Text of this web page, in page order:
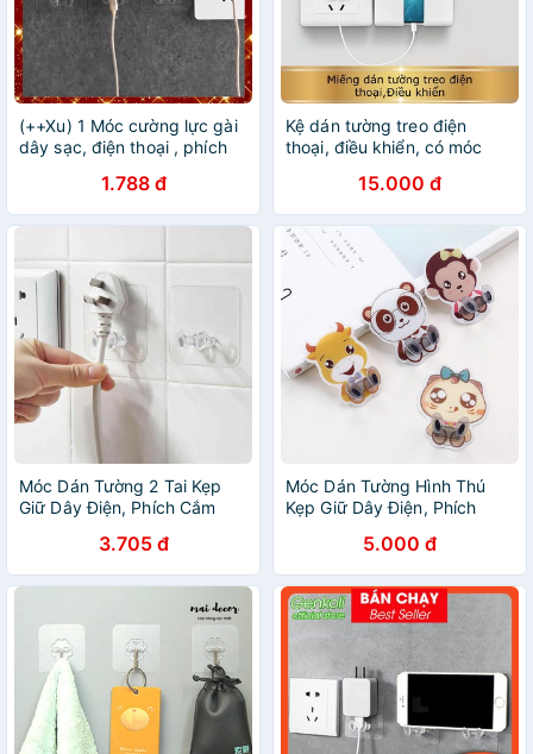
(++Xu) 1 Móc cường lực gài
dây sạc, điện thoại , phích
1.788 đ
Kệ dán tường treo điện
thoại, điều khiển, có móc
15.000 đ
Móc Dán Tường 2 Tai Kẹp
Giữ Dây Điện, Phích Cắm
3.705 đ
Móc Dán Tường Hình Thú
Kẹp Giữ Dây Điện, Phích
5.000 đ